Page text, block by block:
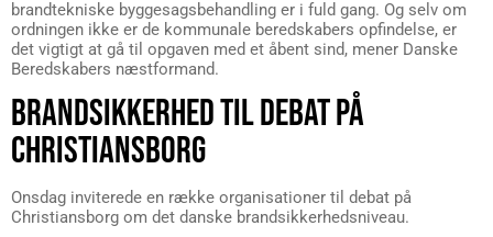
brandtekniske byggesagsbehandling er i fuld gang. Og selv om
ordningen ikke er de kommunale beredskabers opfindelse, er
det vigtigt at gå til opgaven med et åbent sind, mener Danske
Beredskabers næstformand.
BRANDSIKKERHED TIL DEBAT PÅ
CHRISTIANSBORG
Onsdag inviterede en række organisationer til debat på
Christiansborg om det danske brandsikkerhedsniveau.